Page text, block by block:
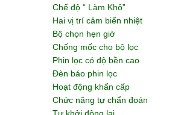
Chế độ “ Làm Khô”
Hai vị trí cảm biến nhiệt
Bộ chọn hẹn giờ
Chống mốc cho bộ lọc
Phin lọc có độ bền cao
Đèn báo phin lọc
Hoạt động khẩn cấp
Chức năng tự chẩn đoán